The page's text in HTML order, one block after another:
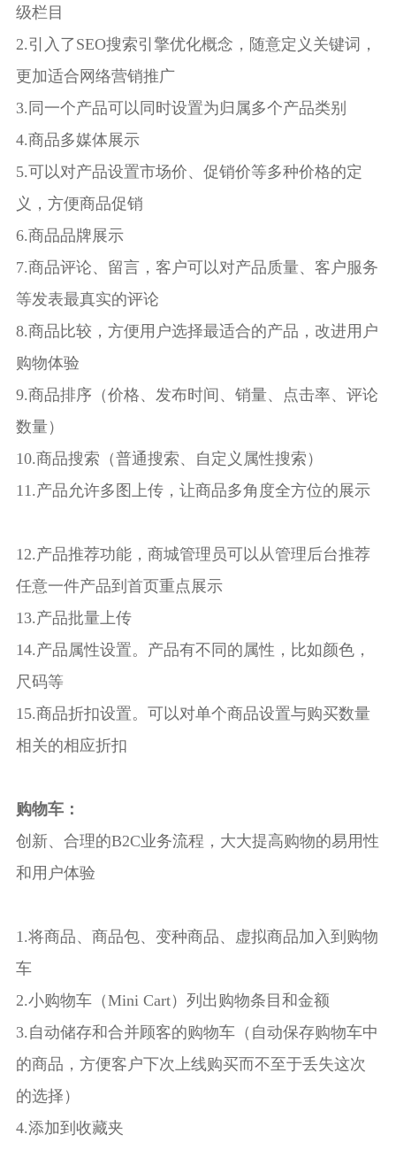
级栏目
2.引入了SEO搜索引擎优化概念，随意定义关键词，
更加适合网络营销推广
3.同一个产品可以同时设置为归属多个产品类别
4.商品多媒体展示
5.可以对产品设置市场价、促销价等多种价格的定
义，方便商品促销
6.商品品牌展示
7.商品评论、留言，客户可以对产品质量、客户服务
等发表最真实的评论
8.商品比较，方便用户选择最适合的产品，改进用户
购物体验
9.商品排序（价格、发布时间、销量、点击率、评论
数量）
10.商品搜索（普通搜索、自定义属性搜索）
11.产品允许多图上传，让商品多角度全方位的展示
12.产品推荐功能，商城管理员可以从管理后台推荐
任意一件产品到首页重点展示
13.产品批量上传
14.产品属性设置。产品有不同的属性，比如颜色，
尺码等
15.商品折扣设置。可以对单个商品设置与购买数量
相关的相应折扣
购物车：
创新、合理的B2C业务流程，大大提高购物的易用性
和用户体验
1.将商品、商品包、变种商品、虚拟商品加入到购物
车
2.小购物车（Mini Cart）列出购物条目和金额
3.自动储存和合并顾客的购物车（自动保存购物车中
的商品，方便客户下次上线购买而不至于丢失这次
的选择）
4.添加到收藏夹